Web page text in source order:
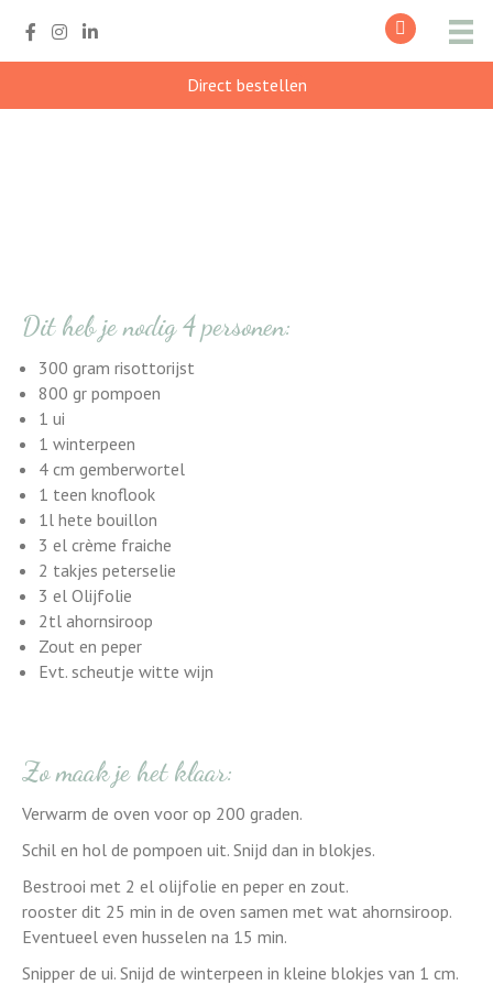
Direct bestellen
Dit heb je nodig 4 personen:
300 gram risottorijst
800 gr pompoen
1 ui
1 winterpeen
4 cm gemberwortel
1 teen knoflook
1l hete bouillon
3 el crème fraiche
2 takjes peterselie
3 el Olijfolie
2tl ahornsiroop
Zout en peper
Evt. scheutje witte wijn
Zo maak je het klaar:
Verwarm de oven voor op 200 graden.
Schil en hol de pompoen uit. Snijd dan in blokjes.
Bestrooi met 2 el olijfolie en peper en zout.
rooster dit 25 min in de oven samen met wat ahornsiroop.
Eventueel even husselen na 15 min.
Snipper de ui. Snijd de winterpeen in kleine blokjes van 1 cm.